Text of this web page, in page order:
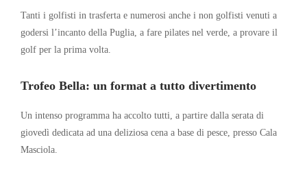
Tanti i golfisti in trasferta e numerosi anche i non golfisti venuti a
godersi l’incanto della Puglia, a fare pilates nel verde, a provare il
golf per la prima volta.
Trofeo Bella: un format a tutto divertimento
Un intenso programma ha accolto tutti, a partire dalla serata di
giovedì dedicata ad una deliziosa cena a base di pesce, presso Cala
Masciola.